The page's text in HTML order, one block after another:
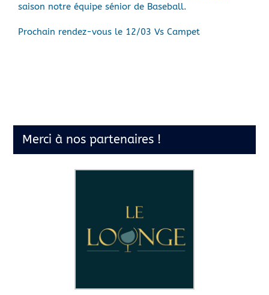
saison notre équipe sénior de Baseball.
Prochain rendez-vous le 12/03 Vs Campet
Merci à nos partenaires !